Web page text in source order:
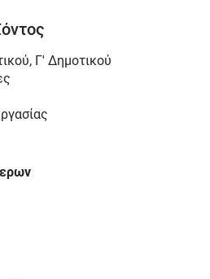
, Γ' Δημοτικού